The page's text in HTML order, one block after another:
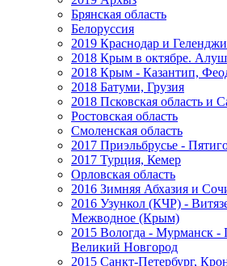
Брянская область
Белоруссия
2019 Краснодар и
2018 Крым в октябре.
2018 Крым - Казантип,
2018 Батуми, Грузия
2018 Псковская область и
Ростовская область
Смоленская область
2017 Приэльбрусье -
2017 Турция, Кемер
Орловская область
2016 Зимняя Абхазия и
2016 Узункол (КЧР) -
Межводное (Крым)
2015 Вологда - Мурманск -
Великий Новгород
2015 Санкт-Петербург,